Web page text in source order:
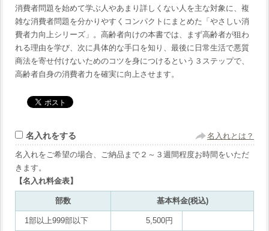
消費者問題を始めて学ぶ人やあまり詳しくない人を主な対象に、複
雑な消費者問題を分かりやすくコンパクトにまとめた「やさしい消
費者力向上シリーズ」。高齢者向けの本書では、まず高齢者が狙わ
れる理由を学び、次に具体的な手口を知り、最後に日常生活で悪質
商法を寄せ付けないためのコツを身につけるという３ステップで、
高齢者自身の消費者力を確実に向上させます。
名入れをする 名入れとは？
名入れをご希望の場合、ご納品まで２～３週間程度お時間をいただ
きます。
【名入れ料金表】
部数 基本料金(税込)
1部以上999部以下 5,500円